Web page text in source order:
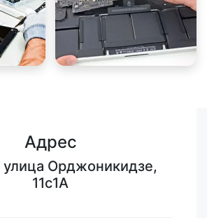
Адрес
Орджоникидзе,
11с1А